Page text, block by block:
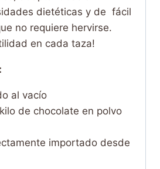
dietéticas y de fácil
no requiere hervirse.
en cada taza!
al vacío
de chocolate en polvo
importado desde